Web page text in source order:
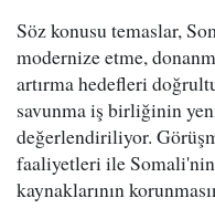
Söz konusu temaslar,
modernize etme,
artırma hedefleri
savunma iş birliğinin
değerlendiriliyor.
faaliyetleri ile
kaynaklarının